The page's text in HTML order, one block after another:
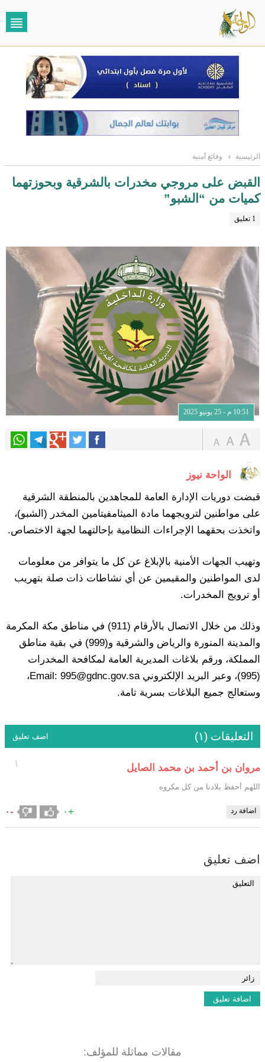
الرئيسية › وقائع أمنية
القبض على مروجي مخدرات بالشرقية وبحوزتهما
كميات من “الشبو”
1 تعليق
10:51 م - 25 يونيو 2025
الواحة نيوز
قبضت دوريات الإدارة العامة للمجاهدين بالمنطقة الشرقية
على مواطنين لترويجهما مادة الميثامفيتامين المخدر (الشبو)،
واتخذت بحقهما الإجراءات النظامية بإحالتهما لجهة الاختصاص.
وتهيب الجهات الأمنية بالإبلاغ عن كل ما يتوافر من معلومات
لدى المواطنين والمقيمين عن أي نشاطات ذات صلة بتهريب
أو ترويج المخدرات.
وذلك من خلال الاتصال بالأرقام (911) في مناطق مكة المكرمة
والمدينة المنورة والرياض والشرقية و(999) في بقية مناطق
المملكة، ورقم بلاغات المديرية العامة لمكافحة المخدرات
(995)، وعبر البريد الإلكتروني Email: 995@gdnc.gov.sa،
وستعالج جميع البلاغات بسرية تامة.
التعليقات (١) اضف تعليق
١ مروان بن أحمد بن محمد الصايل
اللهم أحفظ بلادنا من كل مكروه
اضافة رد +٠ -٠
اضف تعليق
مقالات مماثلة للمؤلف: